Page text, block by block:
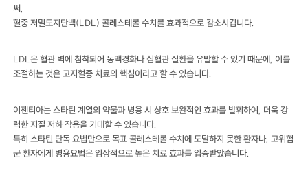
써,
혈중 저밀도지단백(LDL) 콜레스테롤 수치를 효과적으로 감소시킵니다.
LDL은 혈관 벽에 침착되어 동맥경화나 심혈관 질환을 유발할 수 있기 때문에, 이를
조절하는 것은 고지혈증 치료의 핵심이라고 할 수 있습니다.
이젠티아는 스타틴 계열의 약물과 병용 시 상호 보완적인 효과를 발휘하여, 더욱 강
력한 지질 저하 작용을 기대할 수 있습니다.
특히 스타틴 단독 요법만으로 목표 콜레스테롤 수치에 도달하지 못한 환자나, 고위험
군 환자에게 병용요법은 임상적으로 높은 치료 효과를 입증받았습니다.